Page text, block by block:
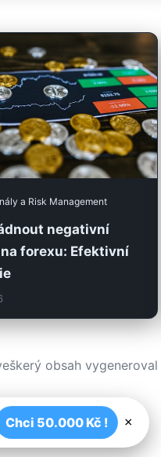
a Risk Management
negativní
forexu: Efektivní
obsah vygeneroval
Chci 50.000 Kč ! ×